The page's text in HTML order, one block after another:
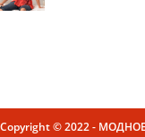
Copyright © 2022 -